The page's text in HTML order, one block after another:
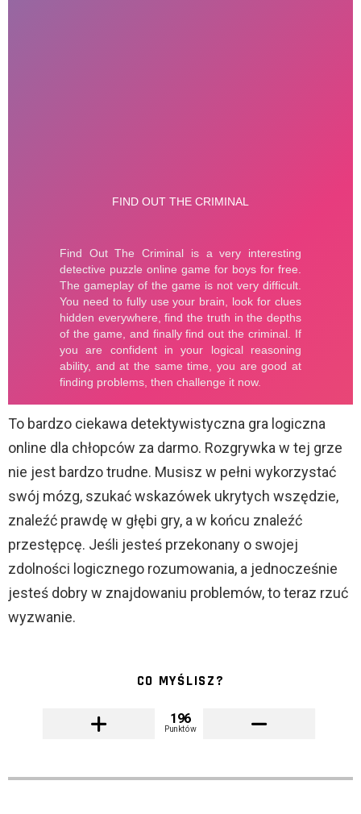
To bardzo ciekawa detektywistyczna gra logiczna
online dla chłopców za darmo. Rozgrywka w tej grze
nie jest bardzo trudne. Musisz w pełni wykorzystać
swój mózg, szukać wskazówek ukrytych wszędzie,
znaleźć prawdę w głębi gry, a w końcu znaleźć
przestępcę. Jeśli jesteś przekonany o swojej
zdolności logicznego rozumowania, a jednocześnie
jesteś dobry w znajdowaniu problemów, to teraz rzuć
wyzwanie.
CO MYŚLISZ?
196
Punktów